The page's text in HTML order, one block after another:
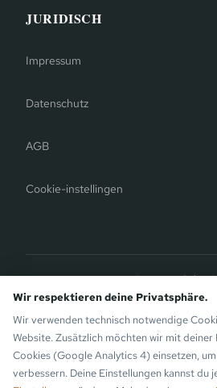
JURIDISCH
Impressum
Datenschutz
AGB
Cookie-instellingen
Bergauer
Montafon Chalets— Moderne chalets
Gaschurn. Eveneens van de
© 2026 Aparthotel die Monika ·
Wir respektieren deine Privatsphäre.
Wir verwenden technisch notwendige
Website. Zusätzlich möchten wir mit deiner
Cookies (Google Analytics 4) einsetzen,
verbessern. Deine Einstellungen kannst du